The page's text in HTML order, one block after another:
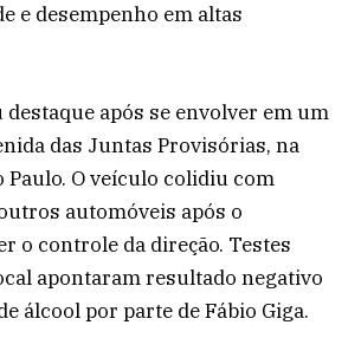
e desempenho em altas
após se envolver em um
das Juntas Provisórias, na
Paulo. O veículo colidiu com
automóveis após o
o controle da direção. Testes
apontaram resultado negativo
álcool por parte de Fábio Giga.